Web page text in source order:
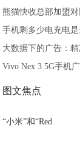
熊猫快收总部加盟
手机剩多少电充电
大数据下的广告：
Vivo Nex 3 5G手机
图文焦点
“小米”和“Red